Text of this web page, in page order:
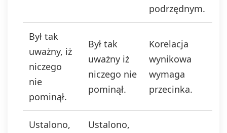
podrzędnym.
Był tak
uważny, iż
niczego
nie
pominął.
Był tak
uważny iż
niczego nie
pominął.
Korelacja
wynikowa
wymaga
przecinka.
Ustalono,
Ustalono,